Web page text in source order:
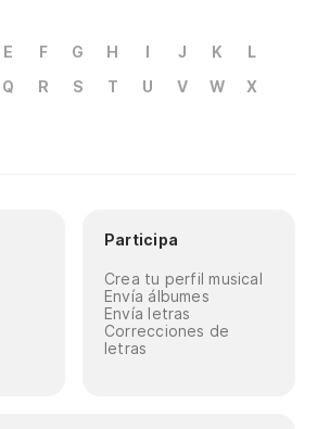
E F G H I J K
L
Q R S T U V W
X
Participa
Crea tu perfil musical
Envía álbumes
Envía letras
Correcciones de
letras